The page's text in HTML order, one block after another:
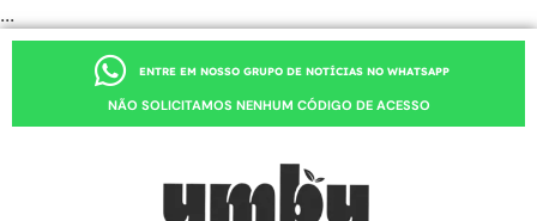
...
ENTRE EM NOSSO GRUPO DE NOTÍCIAS NO WHATSAPP
NÃO SOLICITAMOS NENHUM CÓDIGO DE ACESSO